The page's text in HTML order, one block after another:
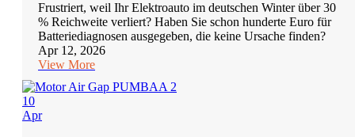
Frustriert, weil Ihr Elektroauto im deutschen Winter über 30
% Reichweite verliert? Haben Sie schon hunderte Euro für
Batteriediagnosen ausgegeben, die keine Ursache finden?
Apr 12, 2026
View More
10
Apr